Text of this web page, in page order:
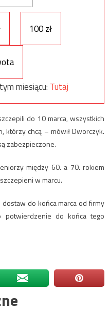
100 zł
miesiącu: Tutaj
do 10 marca, wszystkich
którzy chcą – mówił Dworczyk.
zabezpieczone.
między 60. a 70. rokiem
w marcu.
do końca marca od firmy
potwierdzenie do końca tego